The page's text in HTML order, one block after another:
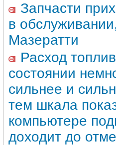
Запчасти
в
Мазератти
Расход
состоянии
сильнее и
тем шкала
компьютере
доходит до